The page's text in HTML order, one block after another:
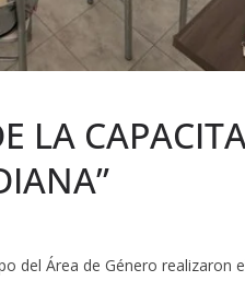
LA
del Área de Género realizaron